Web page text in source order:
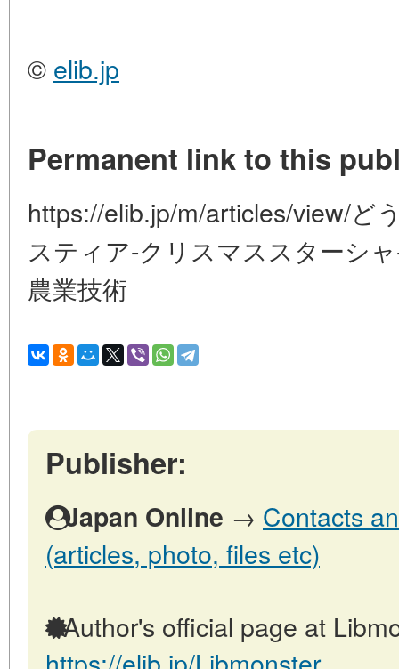
© elib.jp
Permanent link to this
https://elib.jp/m/articles/view/ど
スティア-クリスマススターシ
農業技術
Publisher:
Japan Online → Contacts
(articles, photo, files etc)
Author's official page at